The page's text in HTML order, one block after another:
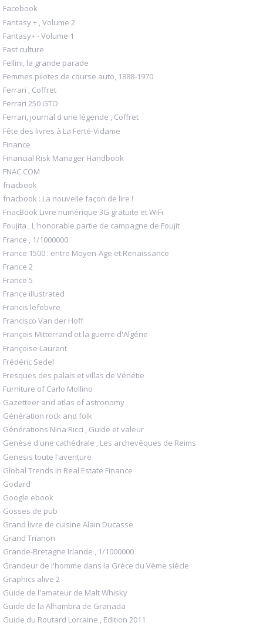
Facebook
Fantasy + , Volume 2
Fantasy+ - Volume 1
Fast culture
Fellini, la grande parade
Femmes pilotes de course auto, 1888-1970
Ferrari , Coffret
Ferrari 250 GTO
Ferrari, journal d une légende , Coffret
Fête des livres à La Ferté-Vidame
Finance
Financial Risk Manager Handbook
FNAC.COM
fnacbook
fnacbook : La nouvelle façon de lire !
FnacBook Livre numérique 3G gratuite et WiFi
Foujita , L'honorable partie de campagne de Foujit
France , 1/1000000
France 1500 : entre Moyen-Age et Renaissance
France 2
France 5
France illustrated
Francis lefebvre
Francisco Van der Hoff
François Mitterrand et la guerre d'Algérie
Françoise Laurent
Frédéric Sedel
Fresques des palais et villas de Vénétie
Furniture of Carlo Mollino
Gazetteer and atlas of astronomy
Génération rock and folk
Générations Nina Ricci , Guide et valeur
Genèse d'une cathédrale , Les archevêques de Reims
Genesis toute l'aventure
Global Trends in Real Estate Finance
Godard
Google ebook
Gosses de pub
Grand livre de cuisine Alain Ducasse
Grand Trianon
Grande-Bretagne Irlande , 1/1000000
Grandeur de l'homme dans la Grèce du Vème siècle
Graphics alive 2
Guide de l'amateur de Malt Whisky
Guide de la Alhambra de Granada
Guide du Routard Lorraine , Edition 2011